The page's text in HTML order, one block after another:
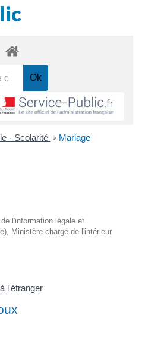
- Scolarité > Mariage
l'information légale et
Ministère chargé de l'intérieur
l'étranger